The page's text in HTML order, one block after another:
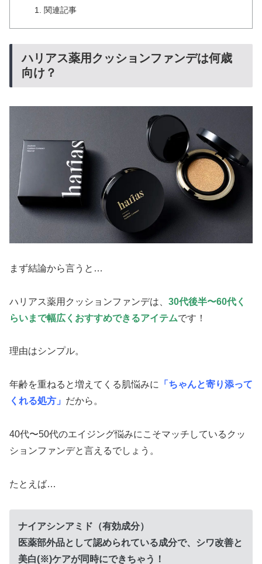
関連記事
ハリアス薬用クッションファンデは何歳
向け？
まず結論から言うと…
ハリアス薬用クッションファンデは、 30代後半〜60代く
らいまで幅広くおすすめできるアイテムです！
理由はシンプル。
年齢を重ねると増えてくる肌悩みに
「ちゃんと寄り添って
くれる処方」 だから。
40代〜50代のエイジング悩みにこそマッチしているクッ
ションファンデと言えるでしょう。
たとえば…
ナイアシンアミド（有効成分）
医薬部外品として認められている成分で、シワ改善と
美白(※)ケアが同時にできちゃう！